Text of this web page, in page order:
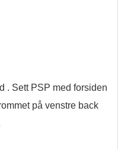
. Sett PSP med forsiden
på venstre back